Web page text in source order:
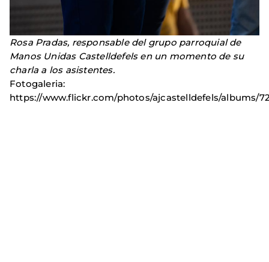
Rosa Pradas, responsable del grupo parroquial de
Manos Unidas Castelldefels en un momento de su
charla a los asistentes.
Fotogaleria:
https://www.flickr.com/photos/ajcastelldefels/albums/